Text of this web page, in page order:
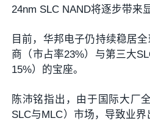
24nm SLC NAND将逐步带来
目前，华邦电子仍持续稳居
商（市占率23%）与第三大
15%）的宝座。
陈沛铭指出，由于国际大厂
SLC与MLC）市场，导致业界